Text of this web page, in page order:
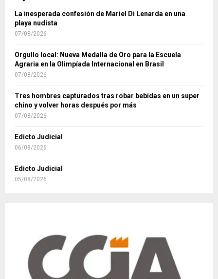
La inesperada confesión de Mariel Di Lenarda en una
playa nudista
07/08/2026
Orgullo local: Nueva Medalla de Oro para la Escuela
Agraria en la Olimpíada Internacional en Brasil
07/08/2026
Tres hombres capturados tras robar bebidas en un super
chino y volver horas después por más
07/08/2026
Edicto Judicial
06/08/2026
Edicto Judicial
05/08/2026